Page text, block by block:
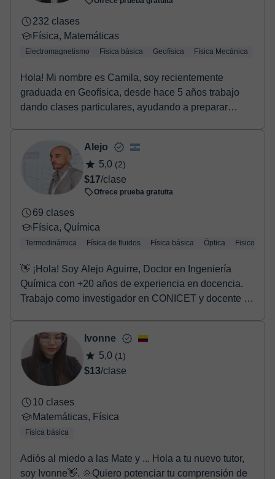
232 clases
Física, Matemáticas
Electromagnetismo Física básica Geofísica Física Mecánica
Hola! Mi nombre es Camila, soy recientemente
graduada en Geofísica, desde hace 5 años trabajo
dando clases particulares, ayudando a preparar
Alejo
5,0 (2)
$17/clase
Ofrece prueba gratuita
69 clases
Física, Química
Termodinámica Física de fluidos Física básica Óptica
👋 ¡Hola! Soy Alejo Aguirre, Doctor en Ingeniería
Química con +20 años de experiencia en docencia.
Trabajo como investigador en CONICET y docente en
Ivonne
5,0 (1)
$13/clase
10 clases
Matemáticas, Física
Física básica
Adiós al miedo a las Mate y ... Hola a tu nuevo tutor,
soy Ivonne👋. 🌞Quiero potenciar tu comprensión de